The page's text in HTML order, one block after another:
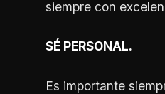
siempre con
SÉ PERSONAL.
Es importante